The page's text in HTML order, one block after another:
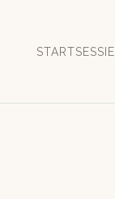
STARTSESSIE